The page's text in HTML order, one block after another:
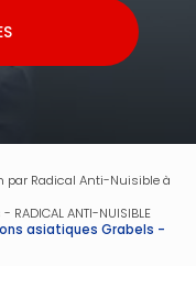
par Radical Anti-Nuisible à
ANTI-NUISIBLE
asiatiques Grabels -